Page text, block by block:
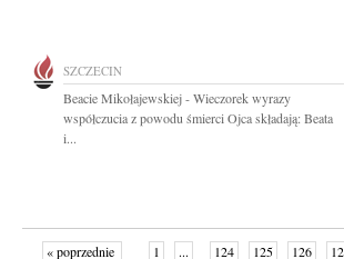
SZCZECIN
Beacie Mikołajewskiej - Wieczorek wyrazy
współczucia z powodu śmierci Ojca składają: Beata
i...
« poprzednie 1 ... 124 125 126